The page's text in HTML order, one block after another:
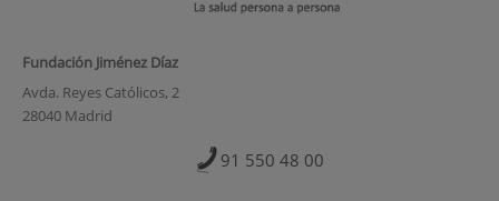
Fundación Jiménez Díaz
Avda. Reyes Católicos, 2
28040 Madrid
91 550 48 00